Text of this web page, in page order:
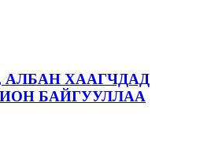
АЛБАН ХААГЧДАД
БАЙГУУЛЛАА